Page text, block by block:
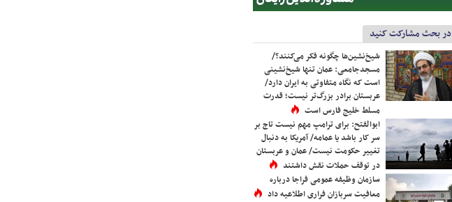
در بحث مشارکت کنید
شیخ‌نشین‌ها چگونه فکر می‌کنند؟/
مسجدجامعی: عمان تنها شیخ‌نشینی
است که نگاه متفاوتی به ایران دارد/
عربستان برادر بزرگ‌تر نیست؛ قدرت
مسلط خلیج فارس است
ابوالفتح: برای ترامپ مهم نیست تاج بر
سر کار باشد یا عمامه/ آمریکا به دنبال
تغییر حکومت نیست/ عمان و عربستان
در توقف حملات نقش داشتند
سازمان وظیفه عمومی فراجا درباره
معافیت سربازان فراری اطلاعیه داد